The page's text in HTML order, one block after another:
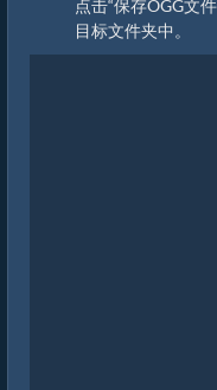
点击“保存OGG文
目标文件夹中。